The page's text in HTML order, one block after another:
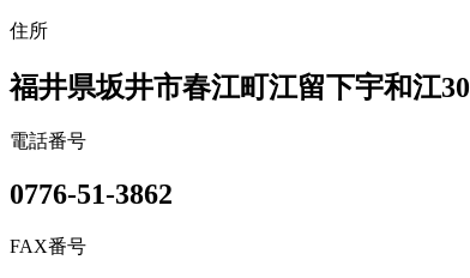
住所
福井県坂井市春江町江留下宇和江30
電話番号
0776-51-3862
FAX番号